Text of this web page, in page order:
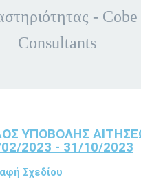
- Cobe
Consultants
ΥΠΟΒΟΛΗΣ
2023 - 31/10/2023
Σχεδίου